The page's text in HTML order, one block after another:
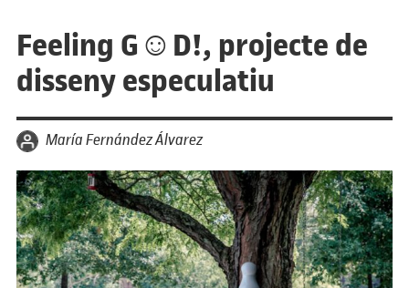
Feeling G☺D!, projecte de
disseny especulatiu
per María Fernández Álvarez